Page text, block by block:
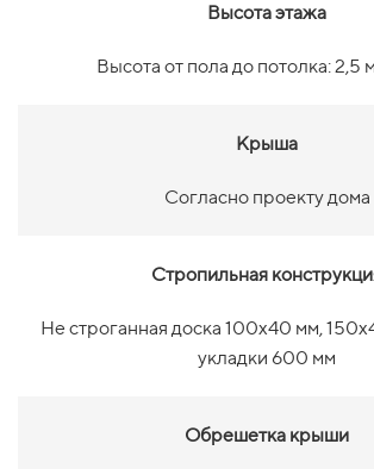
Высота этажа
Высота от пола до потолка: 2,5
Крыша
Согласно проекту дома
Стропильная
Не строганная доска 100х40 мм,
укладки 600 мм
Обрешетка крыши